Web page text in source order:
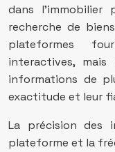
dans
recherche de
plateformes
interactives,
informations de
exactitude et leur
La précision des
plateforme et la